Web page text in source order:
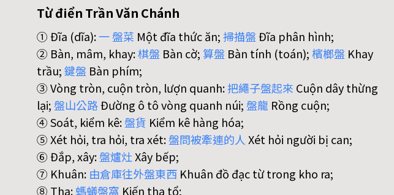
Từ điển Trần Văn Chánh
① Đĩa (dĩa):一盤菜 Một đĩa thức ăn;掃描盤Đĩa phân hình;
② Bàn, mâm, khay:棋盤 Bàn cờ; 算盤 Bàn tính (toán);檳榔盤 Khay
trầu;鍵盤 Bàn phím;
③ Vòng tròn, cuộn tròn, lượn quanh:把繩子盤起來 Cuộn dây thừng
lại;盤山公路Đường ô tô vòng quanh núi;盤龍 Rồng cuộn;
④ Soát, kiểm kê:盤貨 Kiểm kê hàng hóa;
⑤ Xét hỏi, tra hỏi, tra xét:盤問被牽連的人 Xét hỏi người bị can;
⑥ Đắp, xây:盤爐灶Xây bếp;
⑦ Khuân: 由倉庫往外盤東西 Khuân đồ đạc từ trong kho ra;
⑧ Tha:螞蟻盤窩 Kiến tha tổ;